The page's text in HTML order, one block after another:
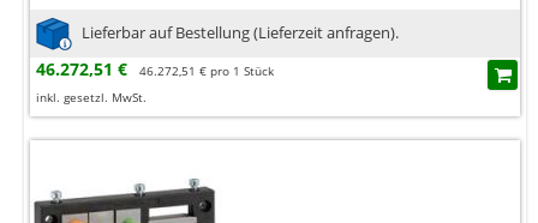
Lieferbar auf Bestellung (Lieferzeit anfragen).
46.272,51 €
46.272,51 € pro 1 Stück
inkl. gesetzl. MwSt.